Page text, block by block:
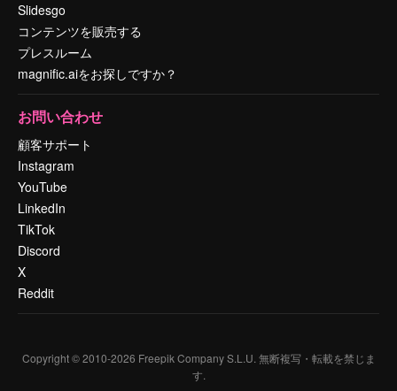
Slidesgo
コンテンツを販売する
プレスルーム
magnific.aiをお探しですか？
お問い合わせ
顧客サポート
Instagram
YouTube
LinkedIn
TikTok
Discord
X
Reddit
Copyright © 2010-2026 Freepik Company S.L.U. 無断複写・転載を禁じま
す.